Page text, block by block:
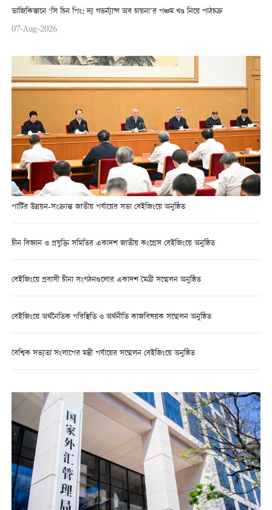
তাজিকিস্তানে ‘সি চিন পিং: দ্য গভর্ন্যান্স অব চায়না’র পঞ্চম খণ্ড নিয়ে পাঠচক্র
07-Aug-2026
পার্টির উন্নয়ন-সংক্রান্ত জাতীয় পর্যায়ের সভা বেইজিংয়ে অনুষ্ঠিত
চীন বিজ্ঞান ও প্রযুক্তি সমিতির একাদশ জাতীয় কংগ্রেস বেইজিংয়ে অনুষ্ঠিত
বেইজিংয়ে প্রবাসী চীনা সংগঠনগুলোর একাদশ মৈত্রী সম্মেলন অনুষ্ঠিত
বেইজিংয়ে অর্থনৈতিক পরিস্থিতি ও অর্থনীতি কাজবিষয়ক সম্মেলন অনুষ্ঠিত
বৈশ্বিক সভ্যতা সংলাপের মন্ত্রী পর্যায়ের সম্মেলন বেইজিংয়ে অনুষ্ঠিত